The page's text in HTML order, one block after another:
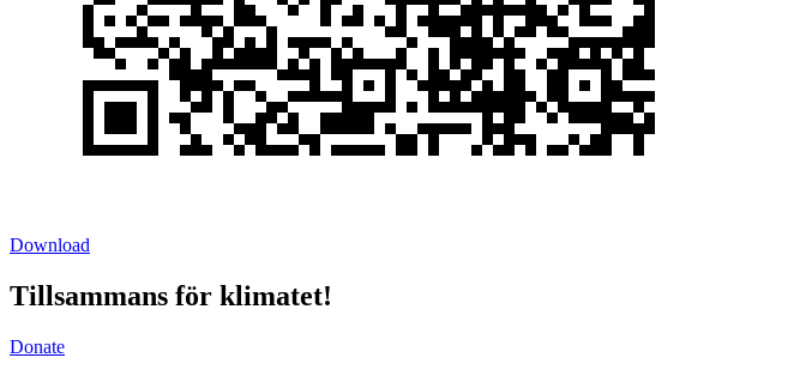
Download
Tillsammans för klimatet!
Donate